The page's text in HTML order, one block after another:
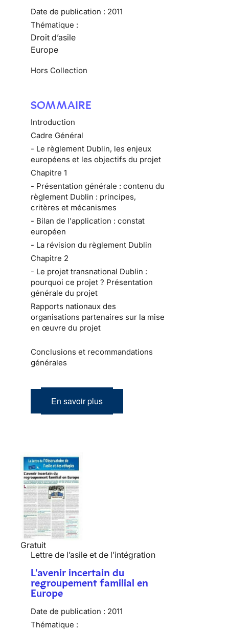
Date de publication : 2011
Thématique :
Droit d’asile
Europe
Hors Collection
SOMMAIRE
Introduction
Cadre Général
- Le règlement Dublin, les enjeux
européens et les objectifs du projet
Chapitre 1
- Présentation générale : contenu du
règlement Dublin : principes,
critères et mécanismes
- Bilan de l'application : constat
européen
- La révision du règlement Dublin
Chapitre 2
- Le projet transnational Dublin :
pourquoi ce projet ? Présentation
générale du projet
Rapports nationaux des
organisations partenaires sur la mise
en œuvre du projet
Conclusions et recommandations
générales
En savoir plus
Gratuit
Lettre de l’asile et de l’intégration
L'avenir incertain du
regroupement familial en
Europe
Date de publication : 2011
Thématique :